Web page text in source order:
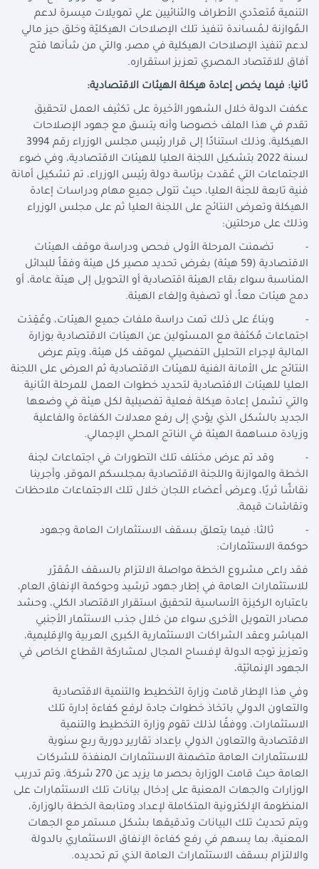
التنمية مُتعدّدي الأطراف والثنائيين علي تمويلات ميسرة لدعم
الـمُوازنة لـمُساندة تنفيذ تلك الإصلاحات الهيكليّة وخلق حيز مالي
لدعم تنفيذ الإصلاحات الهيكلية في مصر، والتي من شأنها فتح
آفاق للاقتصاد الـمصري تعزيز استقراره.
ثانيا: فيما يخص إعادة هيكلة الهيئات الاقتصادية:
عكفت الدولة خلال الشهور الأخيرة على تكثيف العمل لتحقيق
تقدم في هذا الملف خصوصا وأنه يتسق مع جهود الإصلاحات
الهيكلية، وذلك استنادًا إلى قرار رئيس مجلس الوزراء رقم 3994
لسنة 2022 بتشكيل اللجنة العليا للهيئات الاقتصادية، وفي ضوء
الاجتماعات التي عُقدت برئاسة دولة رئيس الوزراء، تم تشكيل أمانة
فنية تابعة للجنة العليا، حيث تتولى جميع مهام ودراسات إعادة
الهيكلة وتعرض النتائج على اللجنة العليا ثم على مجلس الوزراء
وذلك على مرحلتين:
- تضمنت المرحلة الأولى فحص ودراسة موقف الهيئات
الاقتصادية (59 هيئة) بغرض تحديد مصير كل هيئة وفقاً للبدائل
المناسبة سواء بقاء الهيئة اقتصادية أو التحويل إلى هيئة عامة، أو
دمج هيئات معاً، أو تصفية وإلغاء الهيئة.
- وبناءً على ذلك تمت دراسة ملفات جميع الهيئات، وعُقِدَت
اجتماعات مُكثفة مع المسئولين عن الهيئات الاقتصادية بوزارة
المالية لإجراء التحليل التفصيلي لموقف كل هيئة، ويتم عرض
النتائج على الأمانة الفنية للهيئات الاقتصادية ثم العرض على اللجنة
العليا للهيئات الاقتصادية لتحديد خطوات العمل للمرحلة الثانية
والتي تشمل إعادة هيكلة فعلية تفصيلية لكل هيئة في وضعها
الجديد بالشكل الذي يؤدي إلى رفع معدلات الكفاءة والفاعلية
وزيادة مساهمة الهيئة في الناتج المحلي الإجمالي.
- وقد تم عرض مختلف تلك التطورات في اجتماعات لجنة
الخطة والموازنة واللجنة الاقتصادية بمجلسكم الموقر، وأجرينا
نقاشًا ثريًا، وعرض أعضاء اللجان خلال تلك الاجتماعات ملاحظات
ونقاشات قيمة.
- ثالثا: فيما يتعلق بسقف الاستثمارات العامة وجهود
حوكمة الاستثمارات:
فقد راعى مشروع الخطة مواصلة الالتزام بالسقف الـمُقرّر
للاستثمارات العامة في إطار جهود ترشيد وحوكمة الإنفاق العام،
باعتباره الركيزة الأساسية لتحقيق استقرار الاقتصاد الكلي، وحشد
مصادر التمويل الأخرى سواء من خلال جذب الاستثمار الأجنبي
المباشر وعقد الشراكات الاستثمارية الكبرى العربية والإقليمية،
وتعزيز توجه الدولة لإفساح المجال لمشاركة القطاع الخاص في
الجهود الإنمائيّة،
وفي هذا الإطار قامت وزارة التخطيط والتنمية الاقتصادية
والتعاون الدولي باتخاذ خطوات جادة لرفع كفاءة إدارة تلك
الاستثمارات، ووفقًا لذلك تقوم وزارة التخطيط والتنمية
الاقتصادية والتعاون الدولي بإعداد تقارير دورية ربع سنوية
للاستثمارات العامة متضمنة الاستثمارات المنفذة للشركات
العامة حيث قامت الوزارة بحصر ما يزيد عن 270 شركة، وتم تدريب
الوزارات والجهات المعنية على إدخال بيانات تلك الاستثمارات على
المنظومة الإلكترونية المتكاملة لإعداد ومتابعة الخطة بالوزارة،
ويتم تحديث تلك البيانات وتدقيقها بشكل مستمر مع الجهات
المعنية، بما يسهم في رفع كفاءة الإنفاق الاستثماري بالدولة
والالتزام بسقف الاستثمارات العامة الذي تم تحديده.